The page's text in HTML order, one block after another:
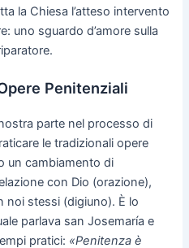
la Chiesa l’atteso intervento
uno sguardo d’amore sulla
Penitenziali
parte nel processo di
le tradizionali opere
un cambiamento di
con Dio (orazione),
noi stessi (digiuno). È lo
parlava san Josemaría e
pratici: «Penitenza è